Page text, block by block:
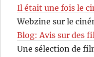
Il était une fois le
Webzine sur le
Blog: Avis sur des
Une sélection de